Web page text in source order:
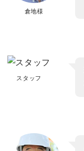
倉地様
スタッフ